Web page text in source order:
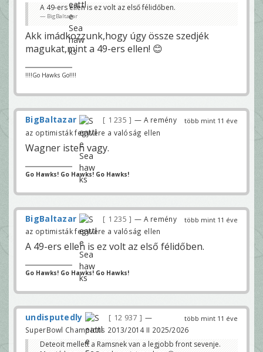
A 49-ers ellen is ez volt az első félidőben.
BigBaltazar
Akk imádkozzunk,hogy úgy össze szedjék
magukat,mint a 49-ers ellen! 😊
!!!!Go Hawks Go!!!!
több mint 11 éve
BigBaltazar 1 235
— A remény
az optimisták fegyvere a valóság ellen
Wagner isten vagy.
Go Hawks! Go Hawks! Go Hawks!
több mint 11 éve
BigBaltazar 1 235
— A remény
az optimisták fegyvere a valóság ellen
A 49-ers ellen is ez volt az első félidőben.
Go Hawks! Go Hawks! Go Hawks!
több mint 11 éve
undisputedly 12 937
—
SuperBowl Champions 2013/2014 II 2025/2026
Deteoit mellett a Ramsnek van a legjobb front sevenje.